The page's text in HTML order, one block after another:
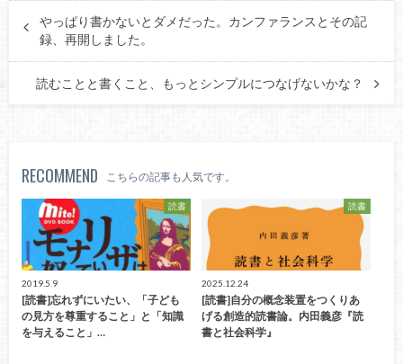
やっぱり書かないとダメだった。カンファランスとその記
録、再開しました。
読むことと書くこと、もっとシンプルにつなげないかな？
RECOMMEND こちらの記事も人気です。
読書
2019.5.9
[読書]忘れずにいたい、「子ども
の見方を尊重すること」と「知識
を与えること」…
読書
2025.12.24
[読書]自分の概念装置をつくりあ
げる創造的読書論。内田義彦『読
書と社会科学』